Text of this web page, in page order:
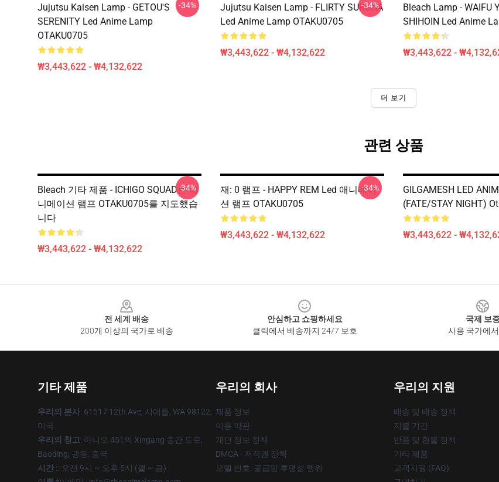
Jujutsu Kaisen Lamp - GETOU'S
SERENITY Led Anime Lamp
OTAKU0705
₩3,443,622 - ₩4,132,622
-34%
Jujutsu Kaisen Lamp - FLIRTY SUKUNA
Led Anime Lamp OTAKU0705
₩3,443,622 - ₩4,132,622
-34%
Bleach Lamp - WAIFU
SHIHOIN Led Anime
₩3,443,622 -
더 보기
관련 상품
Bleach 기타 제품 - ICHIGO SQUAD는 애
니메이션 램프 OTAKU0705를 지도했습
니다
₩3,443,622 - ₩4,132,622
-34%
재: 0 램프 - HAPPY REM Led 애니메이
션 램프 OTAKU0705
₩3,443,622 - ₩4,132,622
-34%
GILGAMESH LED
(FATE/STAY NIGHT)
₩3,443,622 -
전 세계 배송
200개 이상의 국가로 배송
안심하고 쇼핑하세요
클릭에서 배송까지 24/7 보호
국제 보
사용 국가에
기타 제품
우리의 본사: 61517 12th Ave, 시애틀, WA 98122,
미국
우리의 창고: 아니오 451의 Xingang 중간 도로,
Baoding, 광동, 중국
시간 :: 오전 9시 ~ 오후 5시 (월 ~ 금)
우리의 회사
제품 정보
이용 약관
개인 정보 정책
DMCA - 저작권 정책
모델 번호: 공급망 투명성 행위
우리의 지원
배송 및 배송 정책
지불 기간
반품 및 환불 정책
기타 제품
고객지원 (FAQ)